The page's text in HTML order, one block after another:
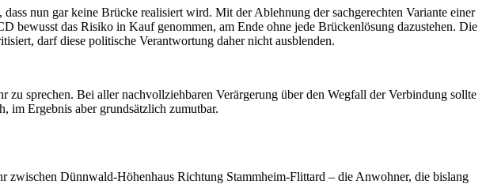
nun gar keine Brücke realisiert wird. Mit der Ablehnung der sachgerechten Variante einer
bewusst das Risiko in Kauf genommen, am Ende ohne jede Brückenlösung dazustehen. Die
darf diese politische Verantwortung daher nicht ausblenden.
sprechen. Bei aller nachvollziehbaren Verärgerung über den Wegfall der Verbindung sollte
im Ergebnis aber grundsätzlich zumutbar.
zwischen Dünnwald-Höhenhaus Richtung Stammheim-Flittard – die Anwohner, die bislang